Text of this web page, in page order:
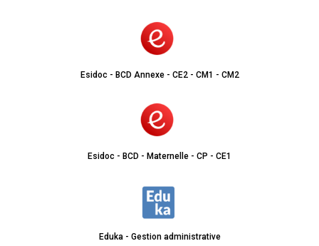
Esidoc - BCD Annexe - CE2 - CM1 - CM2
Esidoc - BCD - Maternelle - CP - CE1
Eduka - Gestion administrative